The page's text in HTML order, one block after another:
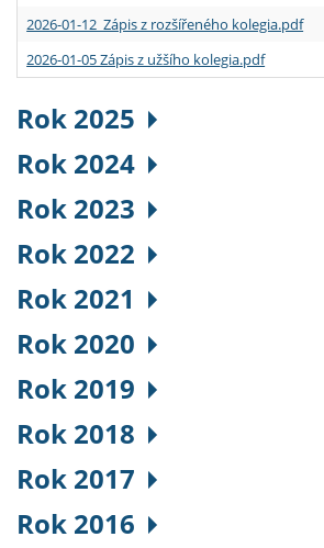
2026-01-12 Zápis z rozšířeného kolegia.pdf
2026-01-05 Zápis z užšího kolegia.pdf
Rok 2025
Rok 2024
Rok 2023
Rok 2022
Rok 2021
Rok 2020
Rok 2019
Rok 2018
Rok 2017
Rok 2016